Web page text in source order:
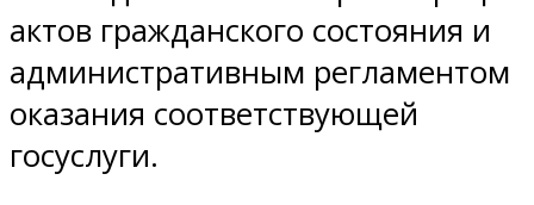
актов гражданского состояния и
административным регламентом
оказания соответствующей
госуслуги.